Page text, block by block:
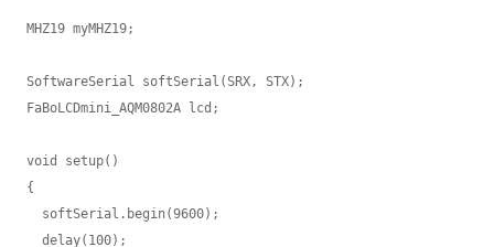
MHZ19 myMHZ19;
SoftwareSerial softSerial(SRX, STX);
FaBoLCDmini_AQM0802A lcd;
void setup()
{